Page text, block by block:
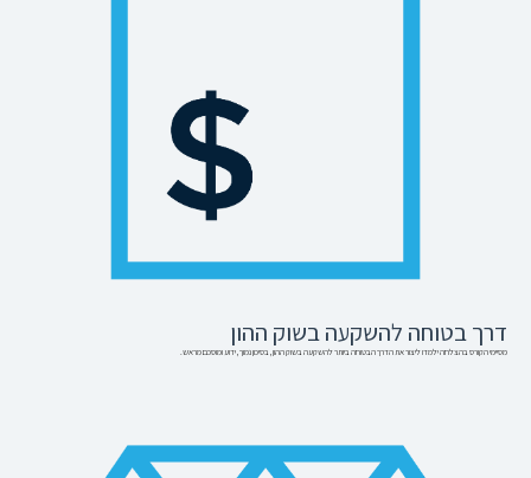
דרך בטוחה להשקעה בשוק ההון
מסיימי הקורס בהצלחה ילמדו ליצור את הדרך הבטוחה ביותר להשקעה בשוק ההון, בסיכון נמוך, ידוע ומוסכם מראש.